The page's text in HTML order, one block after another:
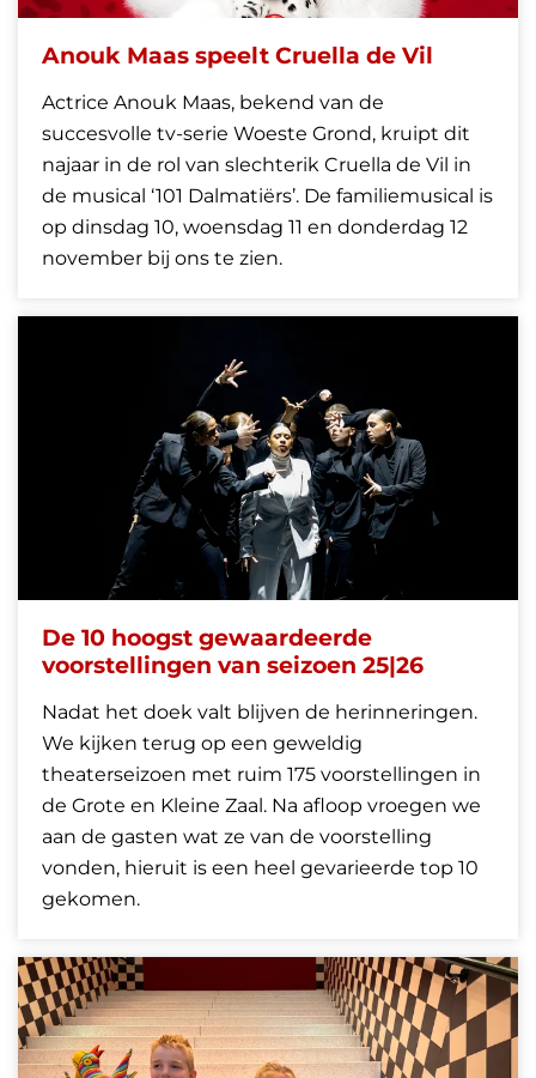
Anouk Maas speelt Cruella de Vil
Actrice Anouk Maas, bekend van de
succesvolle tv-serie Woeste Grond, kruipt dit
najaar in de rol van slechterik Cruella de Vil in
de musical ‘101 Dalmatiërs’. De familiemusical is
op dinsdag 10, woensdag 11 en donderdag 12
november bij ons te zien.
De 10 hoogst gewaardeerde
voorstellingen van seizoen 25|26
Nadat het doek valt blijven de herinneringen.
We kijken terug op een geweldig
theaterseizoen met ruim 175 voorstellingen in
de Grote en Kleine Zaal. Na afloop vroegen we
aan de gasten wat ze van de voorstelling
vonden, hieruit is een heel gevarieerde top 10
gekomen.